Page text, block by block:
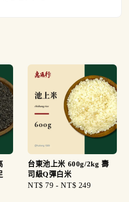
台東池上米 600g/2kg 壽
司級Q彈白米
Regular
NT$ 79 -NT$ 249